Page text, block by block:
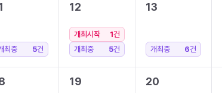
최중 5건
12
개최시작 1건
개최중
5건
13
개최중 6건
19 20